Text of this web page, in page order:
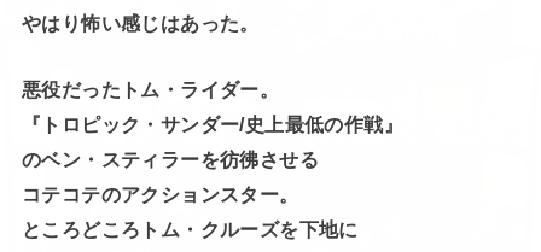
やはり怖い感じはあった。
悪役だったトム・ライダー。
『トロピック・サンダー/史上最低の作戦』
のベン・スティラーを彷彿させる
コテコテのアクションスター。
ところどころトム・クルーズを下地に